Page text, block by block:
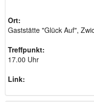
Ort:
Gaststätte "Glück Auf",
Treffpunkt:
17.00 Uhr
Link: